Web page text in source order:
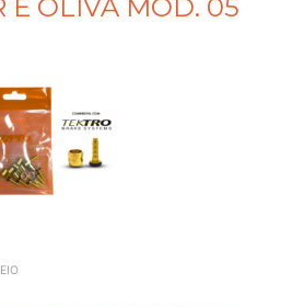
E OLIVA MOD. 05